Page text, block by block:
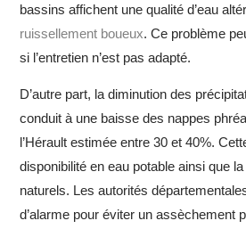
bassins affichent une qualité d’eau
ruissellement boueux. Ce problème
si l’entretien n’est pas adapté.
D’autre part, la diminution des
conduit à une baisse des nappes
l’Hérault estimée entre 30 et 40%.
disponibilité en eau potable ainsi que
naturels. Les autorités
d’alarme pour éviter un assèchement